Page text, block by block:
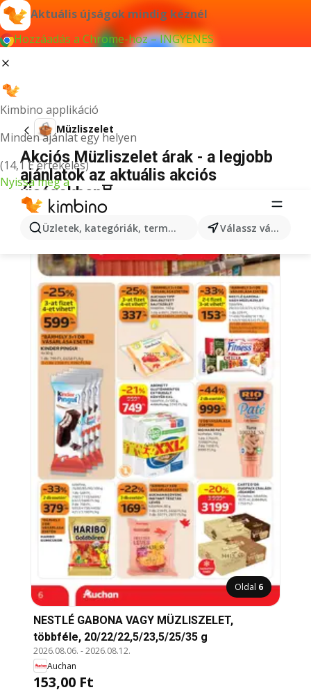
Aktuális újságok mindig kéznél
Hozzáadás a Chrome-hoz – INGYENES
Kimbino applikáció
Minden ajánlat egy helyen
(14,1 E értékelés)
Nyissa meg a
Üzletek, kategóriák, termékek keresése... Válassz várost
Müzliszelet
Akciós Müzliszelet árak - a legjobb
ajánlatok az aktuális akciós
újságokban⏳
Oldal 6
NESTLÉ GABONA VAGY MÜZLISZELET,
többféle, 20/22/22,5/23,5/25/35 g
2026.08.06. -2026.08.12.
Auchan
153,00 Ft